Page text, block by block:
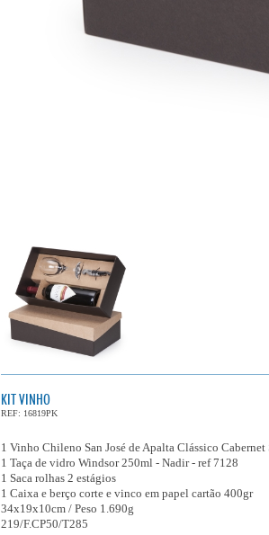
KIT VINHO
REF: 16819PK
1 Vinho Chileno San José de Apalta Clássico
1 Taça de vidro Windsor 250ml - Nadir - ref 7128
1 Saca rolhas 2 estágios
1 Caixa e berço corte e vinco em papel cartão 400gr
34x19x10cm / Peso 1.690g
219/F.CP50/T285